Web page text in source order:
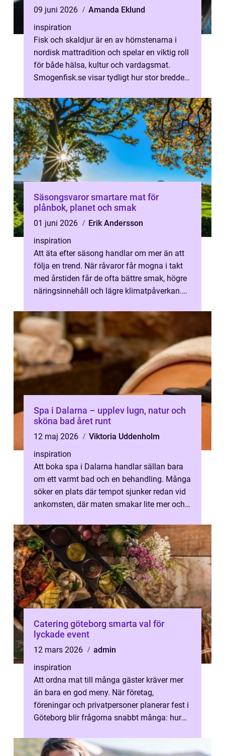
09 juni 2026
Amanda Eklund
inspiration
Fisk och skaldjur är en av hörnstenarna i
nordisk mattradition och spelar en viktig roll
för både hälsa, kultur och vardagsmat.
Smogenfisk.se visar tydligt hur stor bredden
Säsongsvaror smartare mat för
plånbok, planet och smak
01 juni 2026
Erik Andersson
inspiration
Att äta efter säsong handlar om mer än att
följa en trend. När råvaror får mogna i takt
med årstiden får de ofta bättre smak, högre
näringsinnehåll och lägre klimatpåverkan.
Spa i Dalarna – upplev lugn, natur och
sköna bad året runt
12 maj 2026
Viktoria Uddenholm
inspiration
Att boka spa i Dalarna handlar sällan bara
om ett varmt bad och en behandling. Många
söker en plats där tempot sjunker redan vid
ankomsten, där maten smakar lite mer och
Catering göteborg smarta val för
lyckade event
12 mars 2026
admin
inspiration
Att ordna mat till många gäster kräver mer
än bara en god meny. När företag,
föreningar och privatpersoner planerar fest i
Göteborg blir frågorna snabbt många: hur